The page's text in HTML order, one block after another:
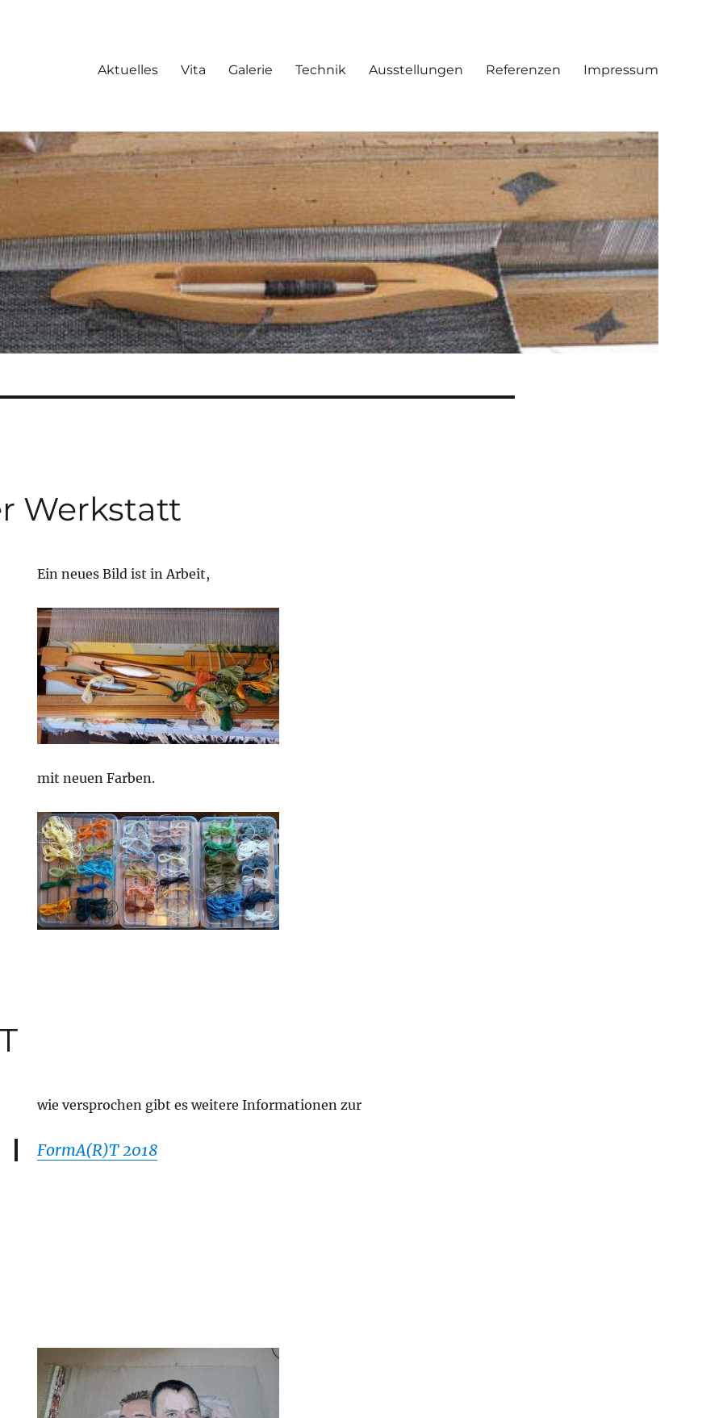
Aktuelles Vita Galerie Technik Ausstellungen Referenzen Impressum
Werkstatt
Ein neues Bild ist in Arbeit,
mit neuen Farben.
wie versprochen gibt es weitere Informationen zur
FormA(R)T 2018